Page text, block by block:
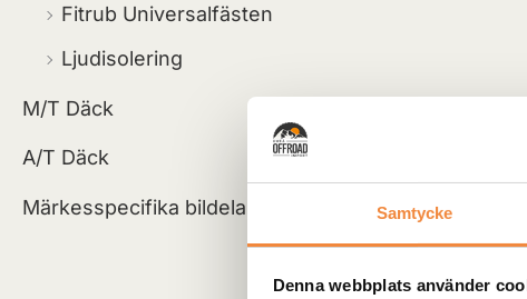
Samtycke
Denna webbplats använder
Fitrub Universalfästen
Ljudisolering
M/T Däck
A/T Däck
Märkesspecifika bildelar